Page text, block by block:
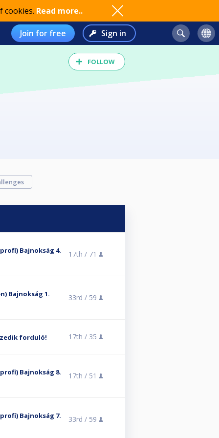
cookies. Read more..
Join for free Sign in
FOLLOW
Bajnokság 4.
17th / 71
Bajnokság 1.
33rd / 59
forduló! 17th / 35
Bajnokság 8.
17th / 51
Bajnokság 7.
33rd / 59